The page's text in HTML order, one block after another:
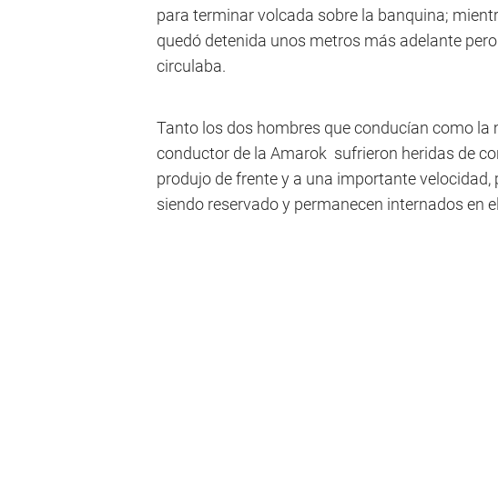
para terminar volcada sobre la banquina;
quedó detenida unos metros más adelante
circulaba.
Tanto los dos hombres que conducían como la
conductor de la Amarok sufrieron heridas de
produjo de frente y a una importante
siendo reservado y permanecen internados en